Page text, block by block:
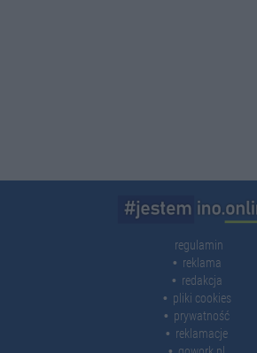
regulamin
reklama
redakcja
pliki cookies
prywatność
reklamacje